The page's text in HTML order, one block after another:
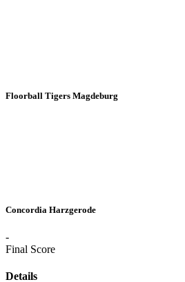
Floorball Tigers Magdeburg
Concordia Harzgerode
-
Final Score
Details